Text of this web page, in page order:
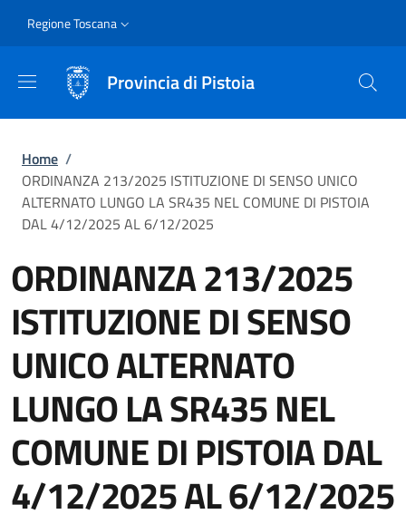
Slim
Regione Toscana
Provincia di Pistoia
Briciole di pane
Home /
ORDINANZA 213/2025 ISTITUZIONE DI SENSO UNICO
ALTERNATO LUNGO LA SR435 NEL COMUNE DI PISTOIA
DAL 4/12/2025 AL 6/12/2025
ORDINANZA 213/2025
ISTITUZIONE DI SENSO
UNICO ALTERNATO
LUNGO LA SR435 NEL
COMUNE DI PISTOIA DAL
4/12/2025 AL 6/12/2025